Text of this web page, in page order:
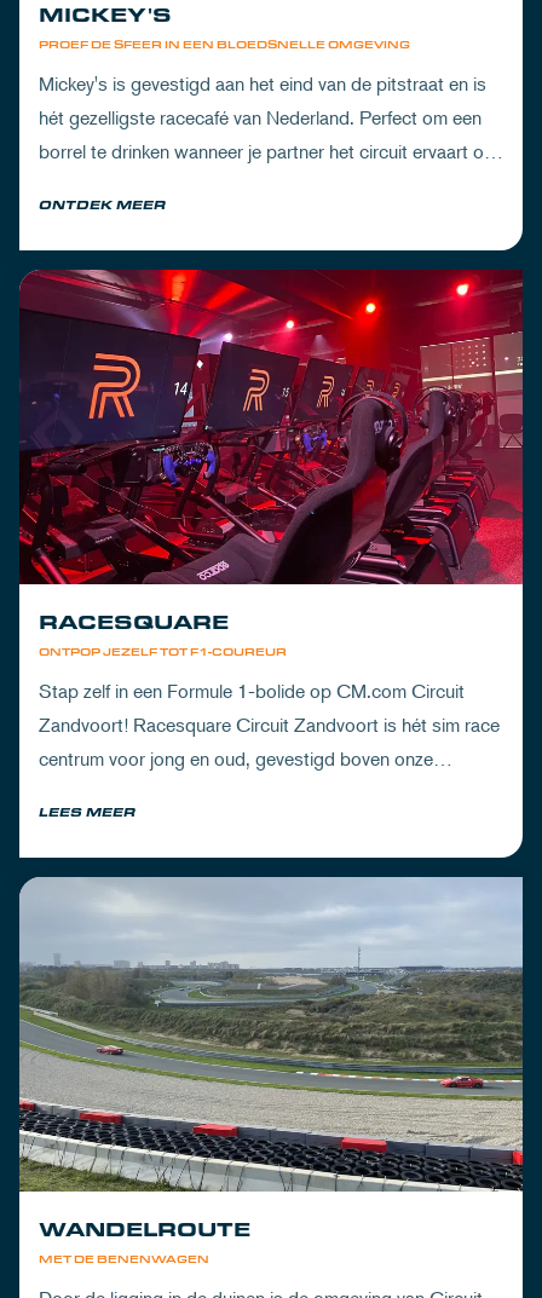
PROEF DE SFEER IN EEN BLOEDSNELLE OMGEVING
MICKEY'S
Mickey's is gevestigd aan het eind van de pitstraat en is
hét gezelligste racecafé van Nederland. Perfect om een
borrel te drinken wanneer je partner het circuit ervaart of
ONTDEK MEER
ONTPOP JEZELF TOT F1-COUREUR
RACESQUARE
Stap zelf in een Formule 1-bolide op CM.com Circuit
Zandvoort! Racesquare Circuit Zandvoort is hét sim race
centrum voor jong en oud, gevestigd boven onze
LEES MEER
MET DE BENENWAGEN
WANDELROUTE